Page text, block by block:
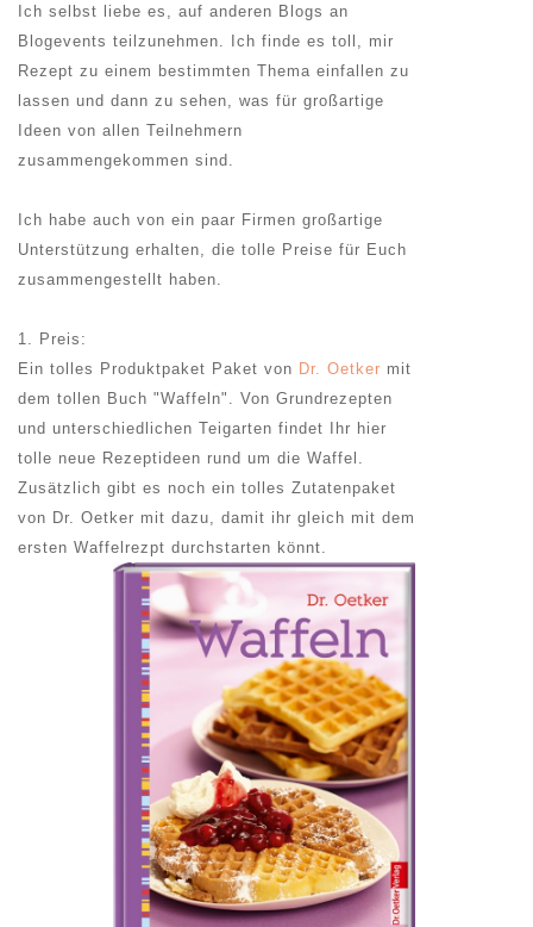
Ich selbst liebe es, auf anderen Blogs an
Blogevents teilzunehmen. Ich finde es toll, mir
Rezept zu einem bestimmten Thema einfallen zu
lassen und dann zu sehen, was für großartige
Ideen von allen Teilnehmern
zusammengekommen sind.
Ich habe auch von ein paar Firmen großartige
Unterstützung erhalten, die tolle Preise für Euch
zusammengestellt haben.
1. Preis:
Ein tolles Produktpaket Paket von Dr. Oetker mit
dem tollen Buch "Waffeln". Von Grundrezepten
und unterschiedlichen Teigarten findet Ihr hier
tolle neue Rezeptideen rund um die Waffel.
Zusätzlich gibt es noch ein tolles Zutatenpaket
von Dr. Oetker mit dazu, damit ihr gleich mit dem
ersten Waffelrezpt durchstarten könnt.